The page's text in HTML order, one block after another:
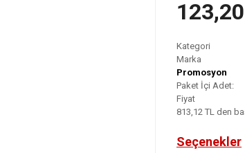
Kategori
Marka
Promosyon
Paket İçi Adet:
Fiyat
813,12 TL den
Seçenekler